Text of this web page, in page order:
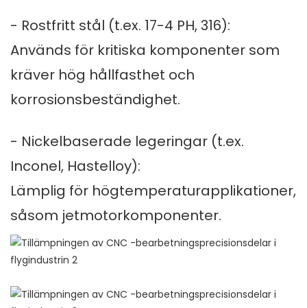
- Rostfritt stål (t.ex. 17-4 PH, 316):
Används för kritiska komponenter som
kräver hög hållfasthet och
korrosionsbeständighet.
- Nickelbaserade legeringar (t.ex.
Inconel, Hastelloy):
Lämplig för högtemperaturapplikationer,
såsom jetmotorkomponenter.